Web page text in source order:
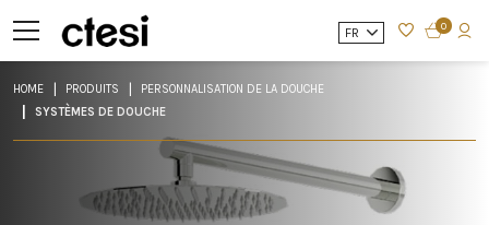
FR 0
HOME PRODUITS
PERSONNALISATION DE LA DOUCHE
SYSTÈMES DE DOUCHE